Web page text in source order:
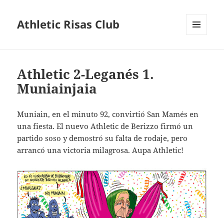
Athletic Risas Club
Athletic 2-Leganés 1.
Muniainjaia
Muniain, en el minuto 92, convirtió San Mamés en
una fiesta. El nuevo Athletic de Berizzo firmó un
partido soso y demostró su falta de rodaje, pero
arrancó una victoria milagrosa. Aupa Athletic!